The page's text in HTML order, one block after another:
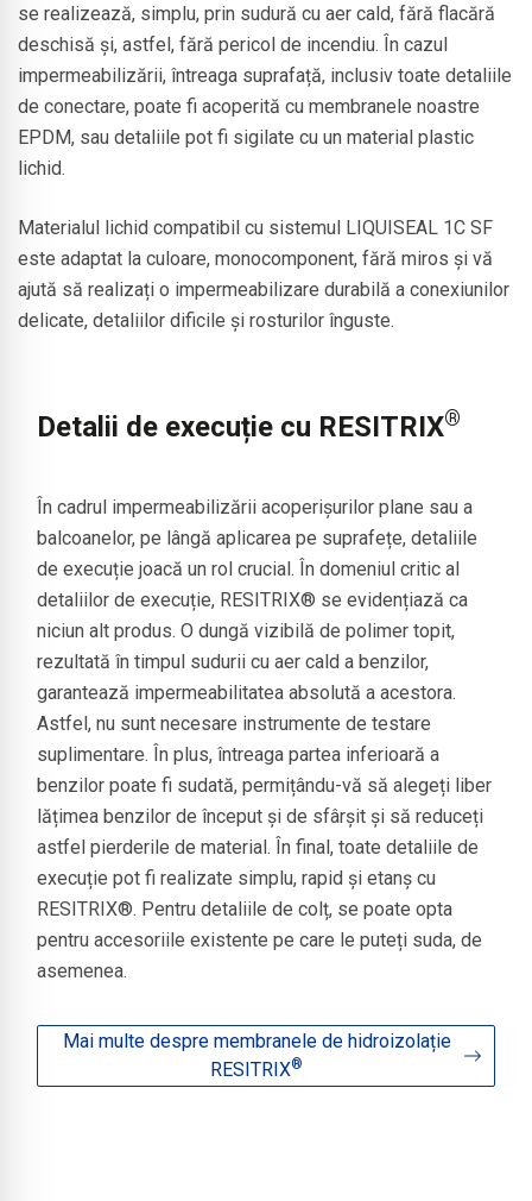
se realizează, simplu, prin sudură cu aer cald, fără flacără
deschisă și, astfel, fără pericol de incendiu. În cazul
impermeabilizării, întreaga suprafață, inclusiv toate detaliile
de conectare, poate fi acoperită cu membranele noastre
EPDM, sau detaliile pot fi sigilate cu un material plastic
lichid.
Materialul lichid compatibil cu sistemul LIQUISEAL 1C SF
este adaptat la culoare, monocomponent, fără miros și vă
ajută să realizați o impermeabilizare durabilă a conexiunilor
delicate, detaliilor dificile și rosturilor înguste.
Detalii de execuție cu RESITRIX®
În cadrul impermeabilizării acoperișurilor plane sau a
balcoanelor, pe lângă aplicarea pe suprafețe, detaliile
de execuție joacă un rol crucial. În domeniul critic al
detaliilor de execuție, RESITRIX® se evidențiază ca
niciun alt produs. O dungă vizibilă de polimer topit,
rezultată în timpul sudurii cu aer cald a benzilor,
garantează impermeabilitatea absolută a acestora.
Astfel, nu sunt necesare instrumente de testare
suplimentare. În plus, întreaga partea inferioară a
benzilor poate fi sudată, permițându-vă să alegeți liber
lățimea benzilor de început și de sfârșit și să reduceți
astfel pierderile de material. În final, toate detaliile de
execuție pot fi realizate simplu, rapid și etanș cu
RESITRIX®. Pentru detaliile de colț, se poate opta
pentru accesoriile existente pe care le puteți suda, de
asemenea.
Mai multe despre membranele de hidroizolație
RESITRIX®